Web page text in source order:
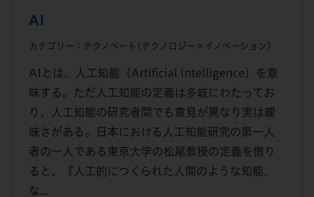
AI
カテゴリー：テクノベート(テクノロジー×イノベーション)
AIとは、人工知能（Artificial Intelligence）を意
味する。ただ人工知能の定義は多岐にわたってお
り、人工知能の研究者間でも意見が異なり実は曖
昧さがある。日本における人工知能研究の第一人
者の一人である東京大学の松尾教授の定義を借り
ると、『人工的につくられた人間のような知能、
な...